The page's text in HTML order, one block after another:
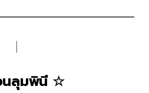
ลุมพินี ☆